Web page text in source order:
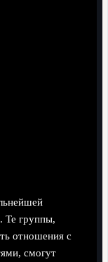
Те группы,
отношения с
смогут